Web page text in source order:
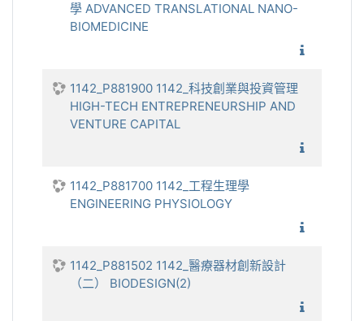
學 ADVANCED TRANSLATIONAL NANO-
BIOMEDICINE
1142_P881900 1142_科技創業與投資管理
HIGH-TECH ENTREPRENEURSHIP AND
VENTURE CAPITAL
1142_P881700 1142_工程生理學
ENGINEERING PHYSIOLOGY
1142_P881502 1142_醫療器材創新設計
（二） BIODESIGN(2)